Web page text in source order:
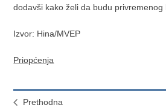
dodavši kako želi da budu privremenog
Izvor: Hina/MVEP
Priopćenja
Prethodna